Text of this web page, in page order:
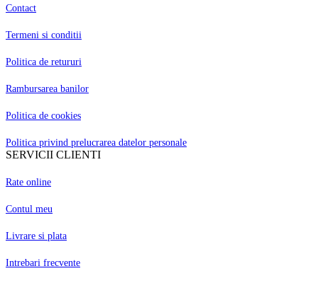
Contact
Termeni si conditii
Politica de retururi
Rambursarea banilor
Politica de cookies
Politica privind prelucrarea datelor personale
SERVICII CLIENTI
Rate online
Contul meu
Livrare si plata
Intrebari frecvente